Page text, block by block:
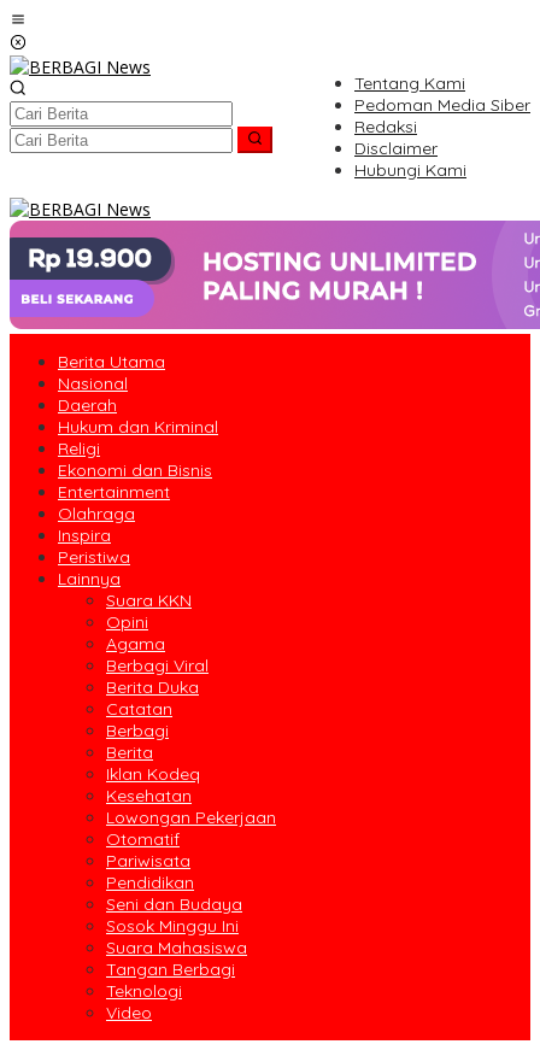
Lewati
ke
konten
Tentang Kami
Pedoman Media Siber
Redaksi
Disclaimer
Hubungi Kami
Berita Utama
Nasional
Daerah
Hukum dan Kriminal
Religi
Ekonomi dan Bisnis
Entertainment
Olahraga
Inspira
Peristiwa
Lainnya
Suara KKN
Opini
Agama
Berbagi Viral
Berita Duka
Catatan
Berbagi
Berita
Iklan Kodeq
Kesehatan
Lowongan Pekerjaan
Otomatif
Pariwisata
Pendidikan
Seni dan Budaya
Sosok Minggu Ini
Suara Mahasiswa
Tangan Berbagi
Teknologi
Video